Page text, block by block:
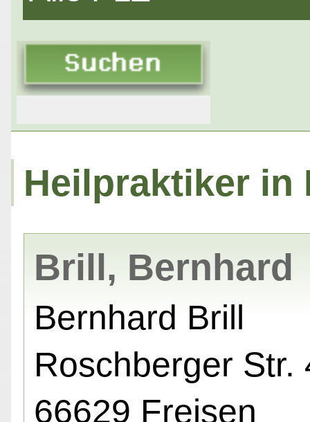
Heilpraktiker in
Brill, Bernhard
Bernhard Brill
Roschberger Str.
66629 Freisen